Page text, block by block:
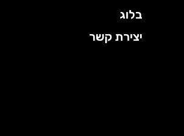
בלוג
יצירת קשר